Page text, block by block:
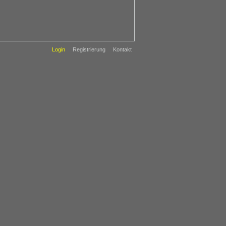
Login Registrierung Kontakt